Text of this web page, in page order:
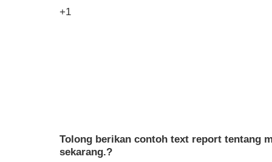
+1
Tolong berikan contoh text report tentang
sekarang.?